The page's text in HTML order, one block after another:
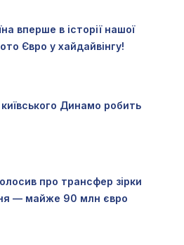
вперше в історії нашої
Євро у хайдайвінгу!
Динамо робить
про трансфер зірки
— майже 90 млн євро